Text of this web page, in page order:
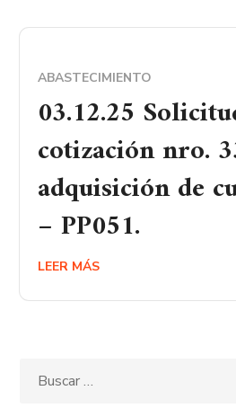
ABASTECIMIENTO
03.12.25
cotización nro.
adquisición de
– PP051.
LEER MÁS